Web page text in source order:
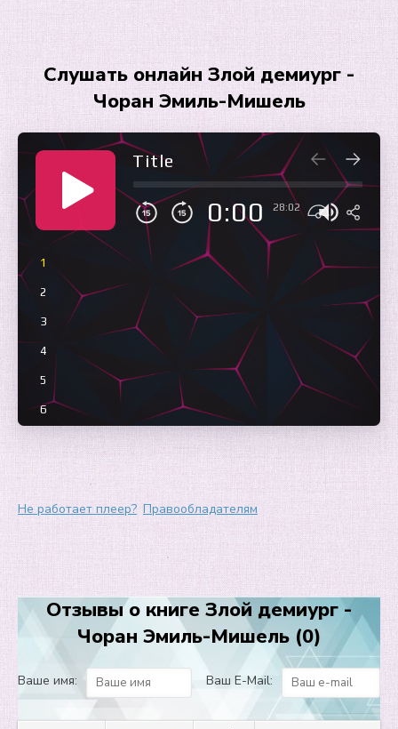
Слушать онлайн Злой демиург -
Чоран Эмиль-Мишель
Title
0:00 28:02
1
2
3
4
5
6
Не работает плеер? Правообладателям
Отзывы о книге Злой демиург -
Чоран Эмиль-Мишель (0)
Ваше имя: Ваш E-Mail: